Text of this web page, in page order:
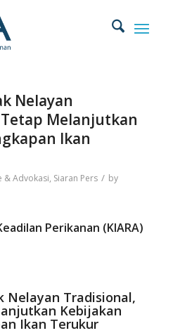
Nelayan
Melanjutkan
Ikan
& Advokasi, Siaran Pers / by
Perikanan (KIARA)
Nelayan Tradisional,
Kebijakan
Ikan Terukur